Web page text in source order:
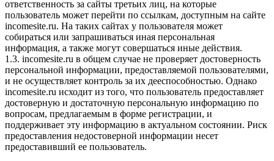
ответственность за сайты третьих лиц, на которые
пользователь может перейти по ссылкам, доступным на сайте
incomesite.ru. На таких сайтах у пользователя может
собираться или запрашиваться иная персональная
информация, а также могут совершаться иные действия.
1.3. incomesite.ru в общем случае не проверяет достоверность
персональной информации, предоставляемой пользователями,
и не осуществляет контроль за их дееспособностью. Однако
incomesite.ru исходит из того, что пользователь предоставляет
достоверную и достаточную персональную информацию по
вопросам, предлагаемым в форме регистрации, и
поддерживает эту информацию в актуальном состоянии. Риск
предоставления недостоверной информации несет
предоставивший ее пользователь.